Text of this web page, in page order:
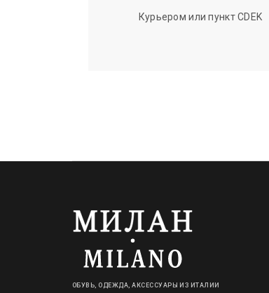
Курьером или пункт CDEK
ОБУВЬ, ОДЕЖДА, АКСЕССУАРЫ ИЗ ИТАЛИИ